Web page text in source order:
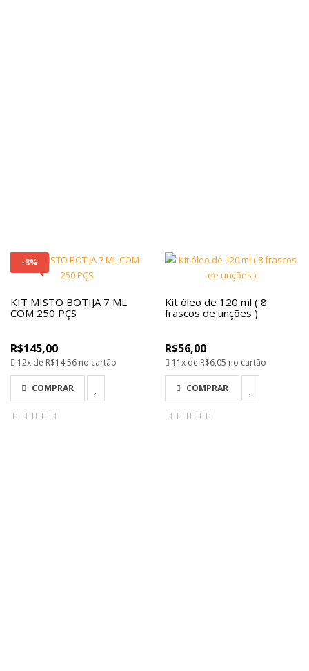
-3%
KIT MISTO BOTIJA 7 ML
COM 250 PÇS
R$145,00
12x de R$14,56 no cartão
COMPRAR
Kit óleo de 120 ml ( 8
frascos de unções )
R$56,00
11x de R$6,05 no cartão
COMPRAR